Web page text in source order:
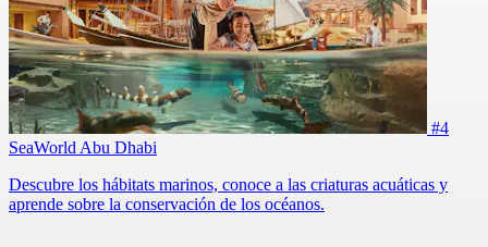
#4
SeaWorld Abu Dhabi
Descubre los hábitats marinos, conoce a las criaturas acuáticas y
aprende sobre la conservación de los océanos.